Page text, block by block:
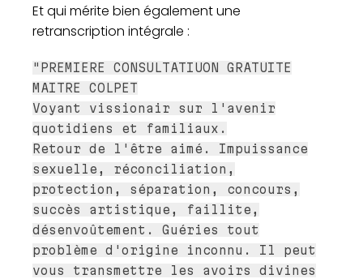
Et qui mérite bien également une
retranscription intégrale :
"PREMIERE CONSULTATIUON GRATUITE
MAITRE COLPET
Voyant vissionair sur l'avenir
quotidiens et familiaux.
Retour de l'être aimé. Impuissance
sexuelle, réconciliation,
protection, séparation, concours,
succès artistique, faillite,
désenvoûtement. Guéries tout
problème d'origine inconnu. Il peut
vous transmettre les avoirs divines